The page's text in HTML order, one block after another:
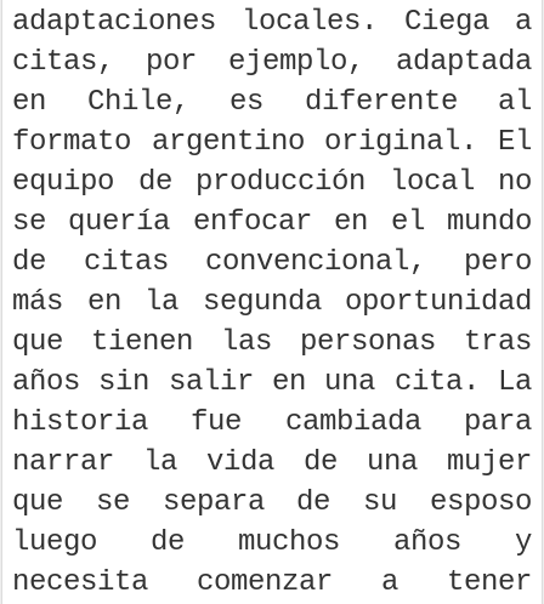
adaptaciones locales. Ciega a
citas, por ejemplo, adaptada
en Chile, es diferente al
formato argentino original. El
equipo de producción local no
se quería enfocar en el mundo
de citas convencional, pero
más en la segunda oportunidad
que tienen las personas tras
años sin salir en una cita. La
historia fue cambiada para
narrar la vida de una mujer
que se separa de su esposo
luego de muchos años y
necesita comenzar a tener